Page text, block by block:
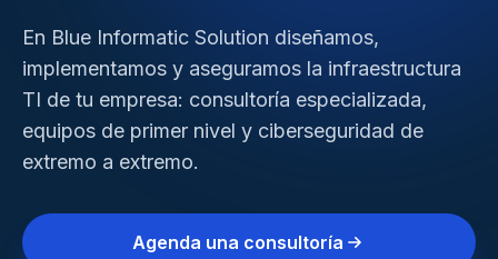
En Blue Informatic Solution diseñamos,
implementamos y aseguramos la infraestructura
TI de tu empresa: consultoría especializada,
equipos de primer nivel y ciberseguridad de
extremo a extremo.
Agenda una consultoría